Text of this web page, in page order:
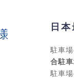
日
駐車
合駐
駐車